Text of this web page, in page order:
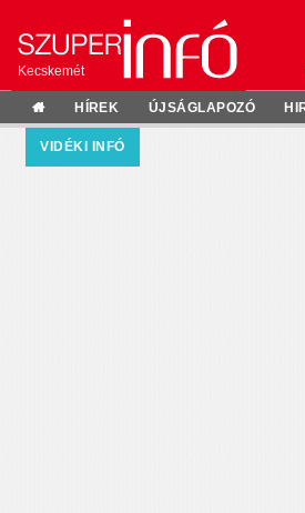
Kecskemét
HÍREK ÚJSÁGLAPOZÓ
VIDÉKI INFÓ